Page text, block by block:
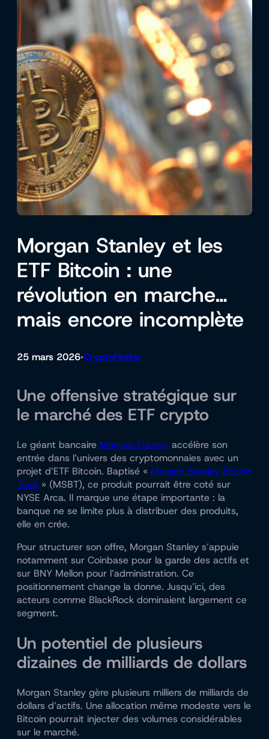
Morgan Stanley et les
ETF Bitcoin : une
révolution en marche…
mais encore incomplète
25 mars 2026•CryptoFinder
Une offensive stratégique sur
le marché des ETF crypto
Le géant bancaire Morgan Stanley accélère son
entrée dans l’univers des cryptomonnaies avec un
projet d’ETF Bitcoin. Baptisé « Morgan Stanley Bitcoin
Trust » (MSBT), ce produit pourrait être coté sur
NYSE Arca. Il marque une étape importante : la
banque ne se limite plus à distribuer des produits,
elle en crée.
Pour structurer son offre, Morgan Stanley s’appuie
notamment sur Coinbase pour la garde des actifs et
sur BNY Mellon pour l’administration. Ce
positionnement change la donne. Jusqu’ici, des
acteurs comme BlackRock dominaient largement ce
segment.
Un potentiel de plusieurs
dizaines de milliards de dollars
Morgan Stanley gère plusieurs milliers de milliards de
dollars d’actifs. Une allocation même modeste vers le
Bitcoin pourrait injecter des volumes considérables
sur le marché.